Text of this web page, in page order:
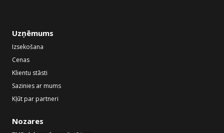
Uzņēmums
Izsekošana
Cenas
Klientu stāsti
Sazinies ar mums
Kļūt par partneri
Nozares